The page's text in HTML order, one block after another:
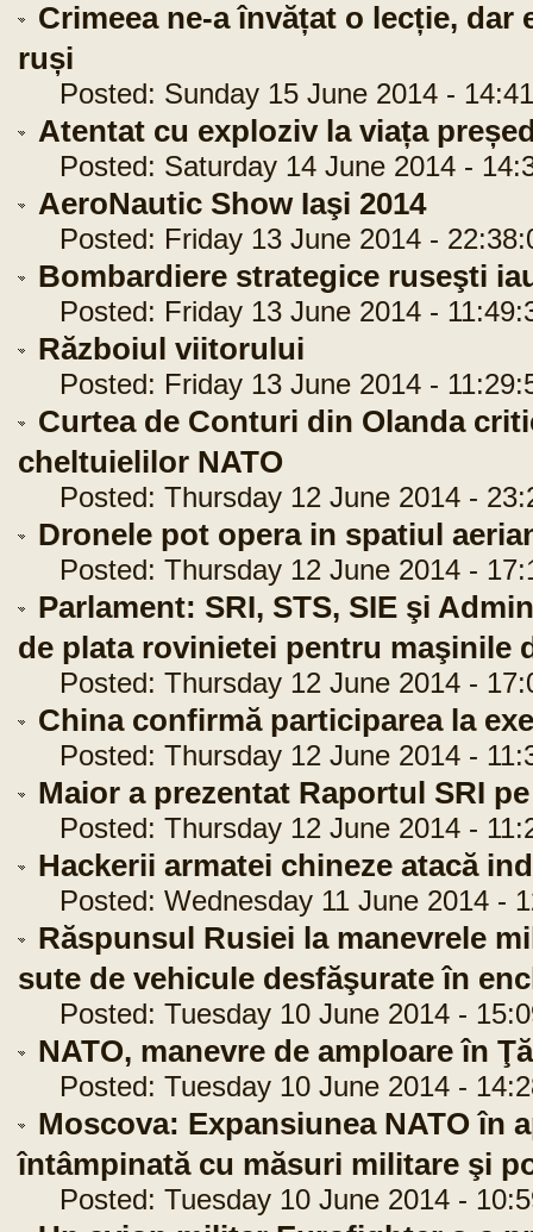
Crimeea ne-a învățat o lecție,
ruși
Posted: Sunday 15 June 2014 -
Atentat cu exploziv la viața
Posted: Saturday 14 June 2014 -
AeroNautic Show Iaşi 2014
Posted: Friday 13 June 2014 -
Bombardiere strategice ruseşti
Posted: Friday 13 June 2014 -
Războiul viitorului
Posted: Friday 13 June 2014 -
Curtea de Conturi din Olanda
cheltuielilor NATO
Posted: Thursday 12 June 2014 -
Dronele pot opera in spatiul
Posted: Thursday 12 June 2014 -
Parlament: SRI, STS, SIE şi
de plata rovinietei pentru maşinile
Posted: Thursday 12 June 2014 -
China confirmă participarea la
Posted: Thursday 12 June 2014 -
Maior a prezentat Raportul SRI pe
Posted: Thursday 12 June 2014 -
Hackerii armatei chineze atacă
Posted: Wednesday 11 June 2014 -
Răspunsul Rusiei la manevrele
sute de vehicule desfăşurate în
Posted: Tuesday 10 June 2014 -
NATO, manevre de amploare în
Posted: Tuesday 10 June 2014 -
Moscova: Expansiunea NATO în
întâmpinată cu măsuri militare şi
Posted: Tuesday 10 June 2014 -